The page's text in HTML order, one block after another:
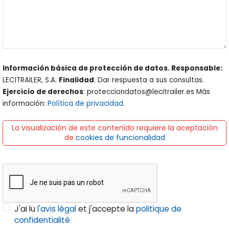
Información básica de protección de datos. Responsable:
LECITRAILER, S.A. Finalidad: Dar respuesta a sus consultas.
Ejercicio de derechos: protecciondatos@lecitrailer.es Más
información: Política de privacidad.
La visualización de este contenido requiere la aceptación
de cookies de funcionalidad
J'ai lul'avis légalet j'accepte lapolitique de
confidentialité